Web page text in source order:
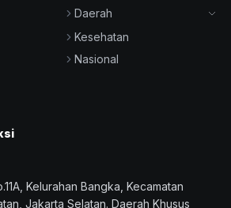
Daerah
Kesehatan
Nasional
Kelurahan Bangka, Kecamatan
Jakarta Selatan. Daerah Khusus